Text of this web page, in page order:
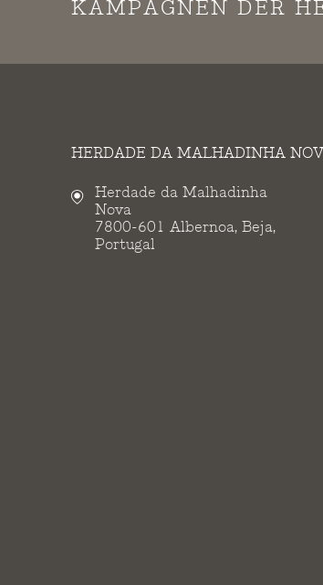
KAMPAGNEN DER
HERDADE DA MALHADINHA
Herdade da Malhadinha
Nova
7800-601 Albernoa, Beja,
Portugal